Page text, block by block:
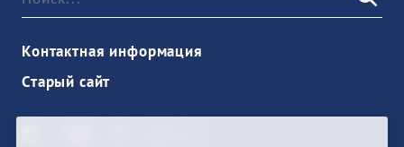
Контактная информация
Старый сайт